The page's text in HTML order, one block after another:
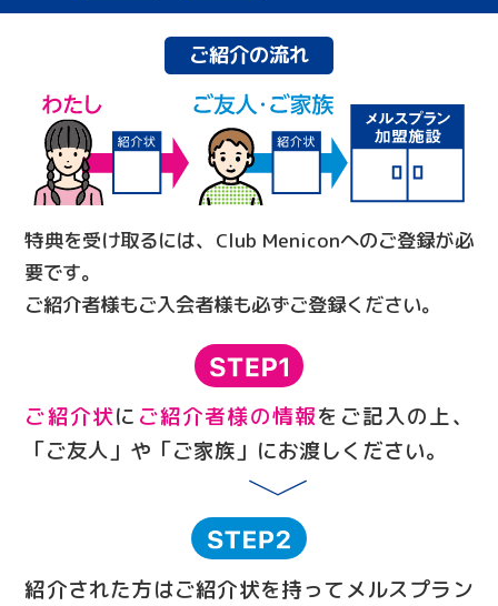
ご紹介の流れ
特典を受け取るには、Club Meniconへのご登録が必
要です。
ご紹介者様もご入会者様も必ずご登録ください。
ご紹介状に ご紹介者様の情報をご記入の上、
「ご友人」や「ご家族」にお渡しください。
紹介された方はご紹介状を持ってメルスプラン